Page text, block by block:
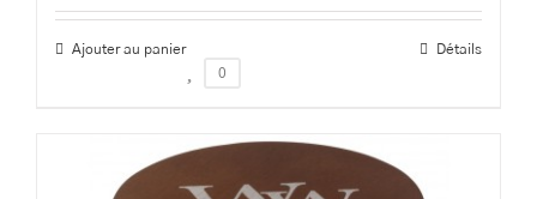
Ajouter au panier
Détails
0